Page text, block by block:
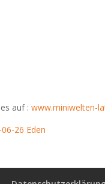
auf :www.miniwelten-